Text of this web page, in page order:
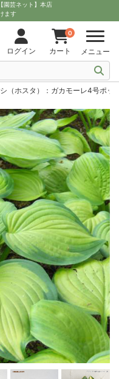
園芸ネット】本店
ます
ログイン
0
カート メニュー
（ホスタ）：ガカモーレ4号ポッ